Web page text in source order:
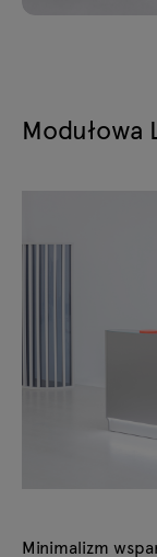
Modułowa
Minimalizm